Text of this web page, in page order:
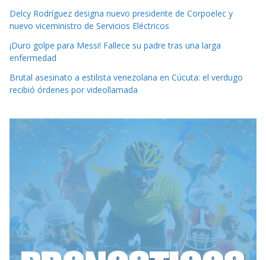
Delcy Rodríguez designa nuevo presidente de Corpoelec y
nuevo viceministro de Servicios Eléctricos
¡Duro golpe para Messi! Fallece su padre tras una larga
enfermedad
Brutal asesinato a estilista venezolana en Cúcuta: el verdugo
recibió órdenes por videollamada